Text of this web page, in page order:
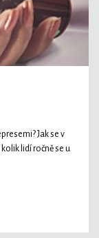
Jak se v
lidí ročně se u